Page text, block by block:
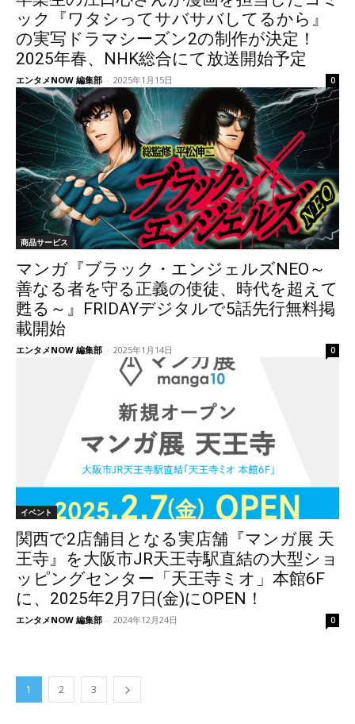
ック『ワタシってサバサバしてるから』
の実写ドラマシーズン2の制作が決定！
2025年春、NHK総合にて放送開始予定
エンタメNOW 編集部 - 2025年1月15日 0
商品サービス
マンガ『ブラック・エンジェルズNEO～
善なる者を守る正義の使徒、時代を超えて
甦る～』FRIDAYデジタルで5話先行無料掲
載開始
エンタメNOW 編集部 - 2025年1月14日 0
イベント
関西で2店舗目となる実店舗『マンガ展 天
王寺』を大阪市JR天王寺駅直結の大型ショ
ッピングセンター「天王寺ミオ」本館6F
に、2025年2月7日(金)にOPEN！
エンタメNOW 編集部 - 2024年12月24日 0
1 2 3